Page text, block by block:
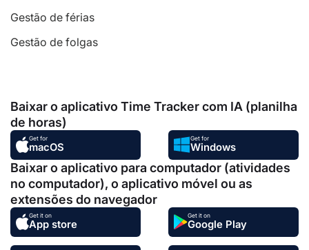
Gestão de férias
Gestão de folgas
Baixar o aplicativo Time Tracker com IA (planilha
de horas)
Get for
macOS
Get for
Windows
Baixar o aplicativo para computador (atividades
no computador), o aplicativo móvel ou as
extensões do navegador
Get it on
App store
Get it on
Google Play